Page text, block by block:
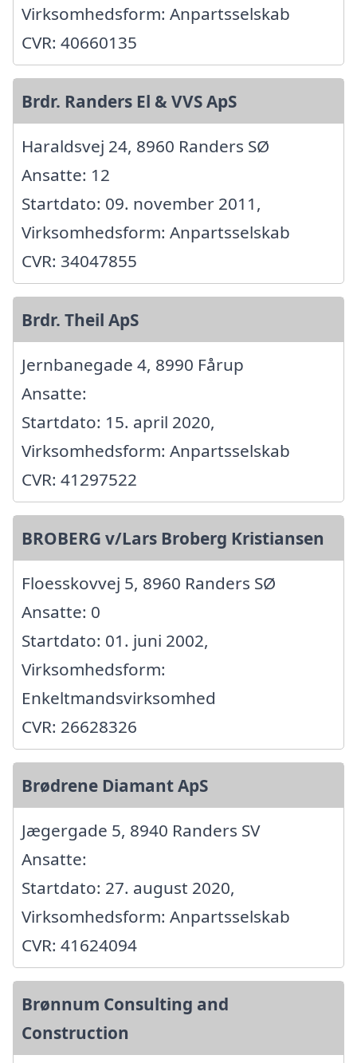
Virksomhedsform: Anpartsselskab
CVR: 40660135
Brdr. Randers El & VVS ApS
Haraldsvej 24, 8960 Randers SØ
Ansatte: 12
Startdato: 09. november 2011,
Virksomhedsform: Anpartsselskab
CVR: 34047855
Brdr. Theil ApS
Jernbanegade 4, 8990 Fårup
Ansatte:
Startdato: 15. april 2020,
Virksomhedsform: Anpartsselskab
CVR: 41297522
BROBERG v/Lars Broberg Kristiansen
Floesskovvej 5, 8960 Randers SØ
Ansatte: 0
Startdato: 01. juni 2002,
Virksomhedsform:
Enkeltmandsvirksomhed
CVR: 26628326
Brødrene Diamant ApS
Jægergade 5, 8940 Randers SV
Ansatte:
Startdato: 27. august 2020,
Virksomhedsform: Anpartsselskab
CVR: 41624094
Brønnum Consulting and
Construction